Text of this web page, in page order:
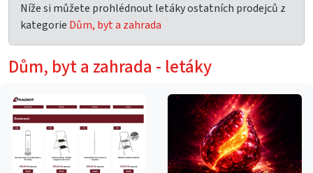
Níže si můžete prohlédnout letáky ostatních prodejců z
kategorie Dům, byt a zahrada
Dům, byt a zahrada - letáky